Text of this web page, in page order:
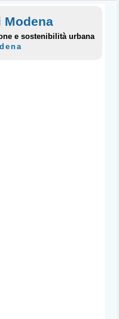
Modena
e sostenibilità urbana